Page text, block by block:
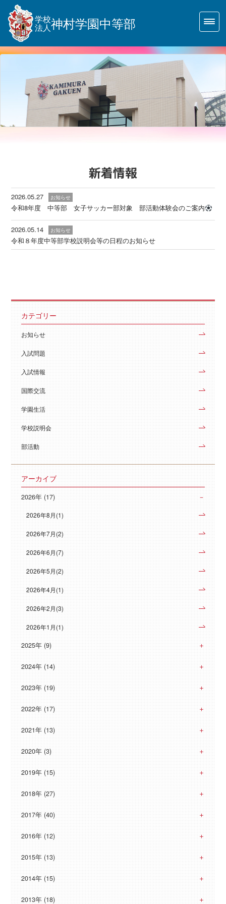
学校
法人神村学園中等部
新着情報
2026.05.27 お知らせ
令和8年度 中等部 女子サッカー部対象 部活動体験会のご案内
2026.05.14 お知らせ
令和８年度中等部学校説明会等の日程のお知らせ
カテゴリー
お知らせ
入試問題
入試情報
国際交流
学園生活
学校説明会
部活動
アーカイブ
2026年 (17)
2026年8月(1)
2026年7月(2)
2026年6月(7)
2026年5月(2)
2026年4月(1)
2026年2月(3)
2026年1月(1)
2025年 (9)
2024年 (14)
2023年 (19)
2022年 (17)
2021年 (13)
2020年 (3)
2019年 (15)
2018年 (27)
2017年 (40)
2016年 (12)
2015年 (13)
2014年 (15)
2013年 (18)